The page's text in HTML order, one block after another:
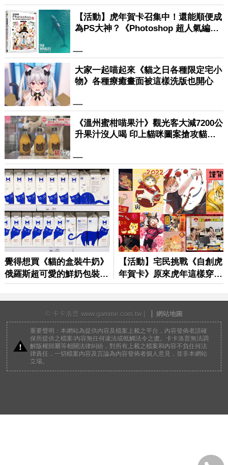
© 卡卡洛普 www.gamme.com.tw | 網站地圖
重要聲明：本網站為提供內容及檔案上載之平台，內容發佈者請確
保所提供之檔案/內容無任何違法或牴觸法令之虞。卡卡洛普無法調
解版權歸屬等相關法律糾紛，對所有上載之檔案和內容不負任何法
律責任，一切檔案內容及言論為內容發佈者個人意見，並非本網站
立場。